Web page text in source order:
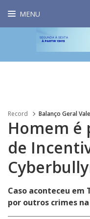
MENU
Record Balanço Geral Vale
Homem é
de
Caso aconteceu em
por outros crimes